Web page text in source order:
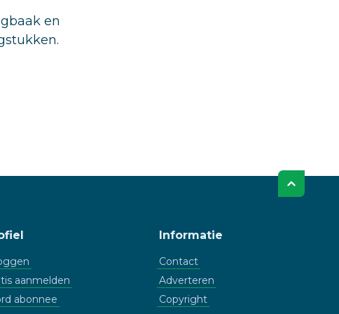
en
aanmelden
abonnee
Informatie
Contact
Adverteren
Copyright